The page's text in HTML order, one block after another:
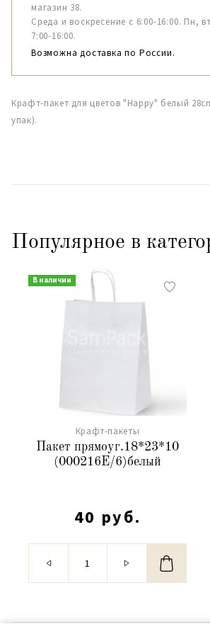
магазин 38.
Среда и воскресение с 6:00-16:00. Пн,
7:00-16:00.
Возможна доставка по России.
Крафт-пакет для цветов "Happy" белый
упак).
Популярное в
В наличии
Крафт-пакеты
Пакет прямоуг.18*23*10
(000216Е/6)белый
40 руб.